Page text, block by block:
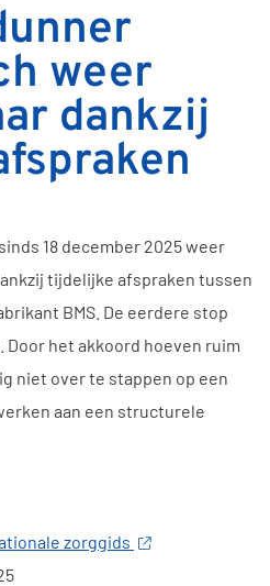
weer
dankzij
18 december 2025 weer
tijdelijke afspraken tussen
BMS. De eerdere stop
het akkoord hoeven ruim
niet over te stappen op een
aan een structurele
zorggids